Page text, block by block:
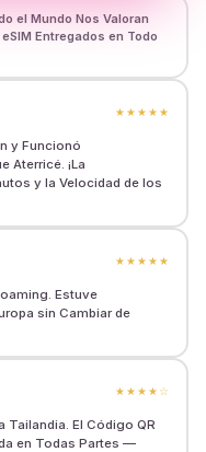
el Mundo Nos Valoran
Entregados en Todo
★★★★★
y Funcionó
Aterricé. ¡La
y la Velocidad de los
★★★★★
Estuve
sin Cambiar de
★★★★ ☆
Tailandia. El Código QR
en Todas Partes —